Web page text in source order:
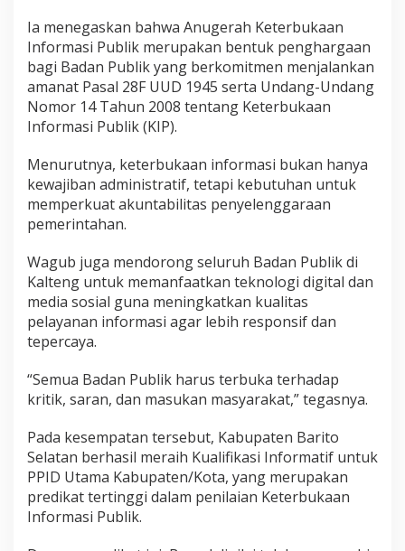
Ia menegaskan bahwa Anugerah Keterbukaan
Informasi Publik merupakan bentuk penghargaan
bagi Badan Publik yang berkomitmen menjalankan
amanat Pasal 28F UUD 1945 serta Undang-Undang
Nomor 14 Tahun 2008 tentang Keterbukaan
Informasi Publik (KIP).
Menurutnya, keterbukaan informasi bukan hanya
kewajiban administratif, tetapi kebutuhan untuk
memperkuat akuntabilitas penyelenggaraan
pemerintahan.
Wagub juga mendorong seluruh Badan Publik di
Kalteng untuk memanfaatkan teknologi digital dan
media sosial guna meningkatkan kualitas
pelayanan informasi agar lebih responsif dan
tepercaya.
“Semua Badan Publik harus terbuka terhadap
kritik, saran, dan masukan masyarakat,” tegasnya.
Pada kesempatan tersebut, Kabupaten Barito
Selatan berhasil meraih Kualifikasi Informatif untuk
PPID Utama Kabupaten/Kota, yang merupakan
predikat tertinggi dalam penilaian Keterbukaan
Informasi Publik.